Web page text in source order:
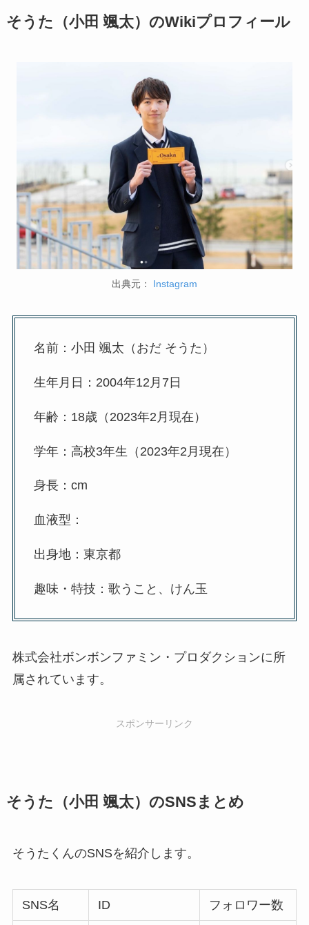
そうた（小田 颯太）のWikiプロフィール
出典元： Instagram
名前：小田 颯太（おだ そうた）
生年月日：2004年12月7日
年齢：18歳（2023年2月現在）
学年：高校3年生（2023年2月現在）
身長：cm
血液型：
出身地：東京都
趣味・特技：歌うこと、けん玉
株式会社ボンボンファミン・プロダクションに所
属されています。
スポンサーリンク
そうた（小田 颯太）のSNSまとめ
そうたくんのSNSを紹介します。
SNS名 ID フォロワー数